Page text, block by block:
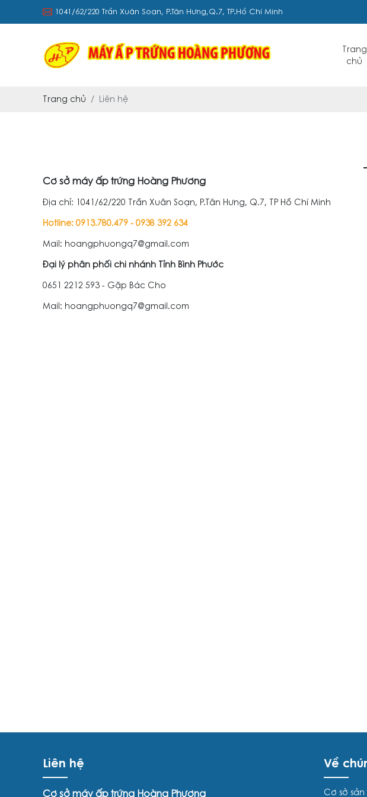
1041/62/220 Trần Xuân Soạn, P.Tân Hưng,Q.7, TP.Hồ Chí Minh
Trang
chủ
Trang chủ Liên hệ
Cơ sở máy ấp trứng Hoàng Phương
Địa chỉ: 1041/62/220 Trần Xuân Soạn, P.Tân Hưng, Q.7, TP Hồ Chí Minh
Hotline: 0913.780.479 - 0938 392 634
Mail: hoangphuongq7@gmail.com
Đại lý phân phối chi nhánh Tỉnh Bình Phước
0651 2212 593 - Gặp Bác Cho
Mail: hoangphuongq7@gmail.com
Liên hệ
Cơ sở máy ấp trứng Hoàng Phương
Về
Cơ sở